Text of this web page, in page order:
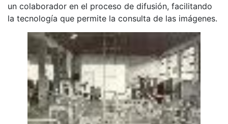
un colaborador en el proceso de difusión, facilitando
la tecnología que permite la consulta de las imágenes.